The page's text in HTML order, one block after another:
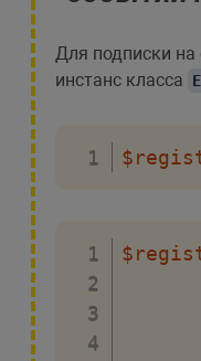
Для подписки
инстанс класса